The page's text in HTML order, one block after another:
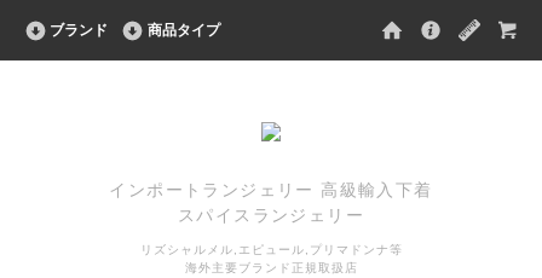
ブランド 商品タイプ
インポートランジェリー 高級輸入下着
スパイスランジェリー
リズシャルメル,エピュール,プリマドンナ等
海外主要ブランド正規取扱店